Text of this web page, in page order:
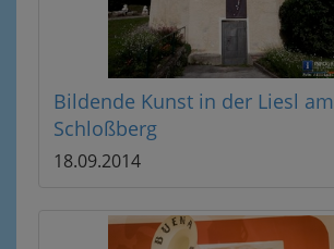
Bildende Kunst in der Liesl am
Schloßberg
18.09.2014